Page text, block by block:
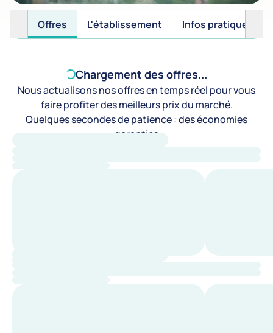
Offres L'établissement Infos pratiques
Chargement des offres...
Nous actualisons nos offres en temps réel pour vous
faire profiter des meilleurs prix du marché.
Quelques secondes de patience : des économies
garanties